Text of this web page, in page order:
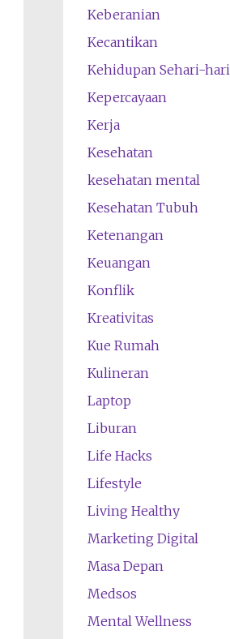
Keberanian
Kecantikan
Kehidupan Sehari-hari
Kepercayaan
Kerja
Kesehatan
kesehatan mental
Kesehatan Tubuh
Ketenangan
Keuangan
Konflik
Kreativitas
Kue Rumah
Kulineran
Laptop
Liburan
Life Hacks
Lifestyle
Living Healthy
Marketing Digital
Masa Depan
Medsos
Mental Wellness